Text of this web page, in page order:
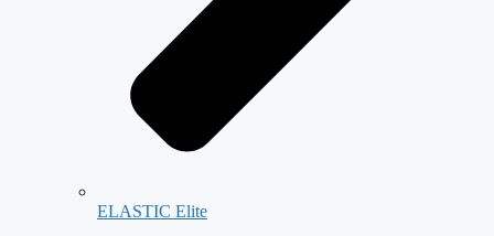
ELASTIC Elite